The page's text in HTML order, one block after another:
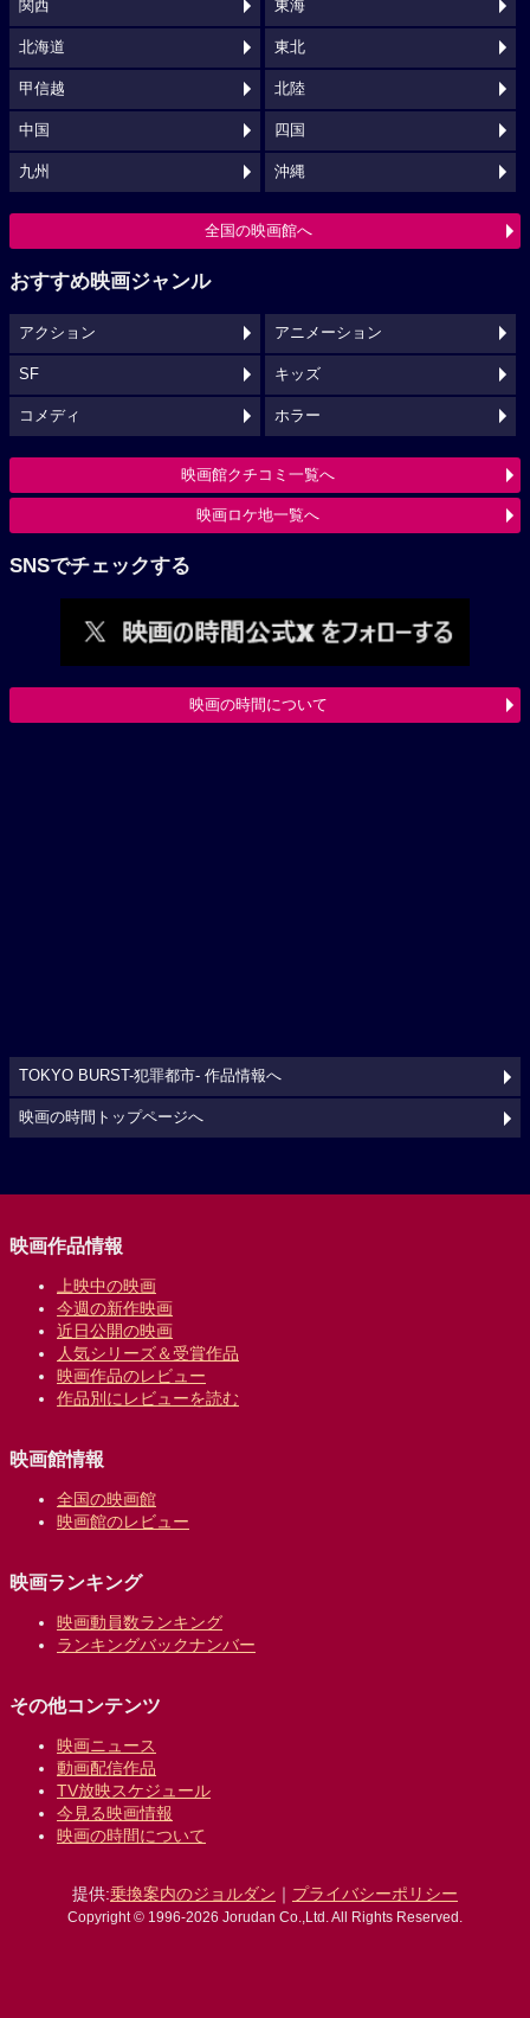
関西 東海
北海道 東北
甲信越 北陸
中国 四国
九州 沖縄
全国の映画館へ
おすすめ映画ジャンル
アクション アニメーション
SF キッズ
コメディ ホラー
映画館クチコミ一覧へ
映画ロケ地一覧へ
SNSでチェックする
映画の時間について
TOKYO BURST-犯罪都市- 作品情報へ
映画の時間トップページへ
映画作品情報
上映中の映画
今週の新作映画
近日公開の映画
人気シリーズ＆受賞作品
映画作品のレビュー
作品別にレビューを読む
映画館情報
全国の映画館
映画館のレビュー
映画ランキング
映画動員数ランキング
ランキングバックナンバー
その他コンテンツ
映画ニュース
動画配信作品
TV放映スケジュール
今見る映画情報
映画の時間について
提供:乗換案内のジョルダン ｜ プライバシーポリシー
Copyright © 1996-2026 Jorudan Co.,Ltd. All Rights Reserved.